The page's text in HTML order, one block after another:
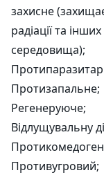
захисне
радіації та
середовища);
Протизапальне;
Регенеруюче;
Відлущувальну
Противугровий;